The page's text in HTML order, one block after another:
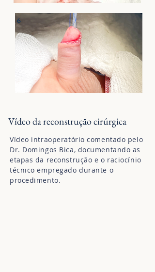
6
Vídeo da reconstrução cirúrgica
Vídeo intraoperatório comentado pelo
Dr. Domingos Bica, documentando as
etapas da reconstrução e o raciocínio
técnico empregado durante o
procedimento.